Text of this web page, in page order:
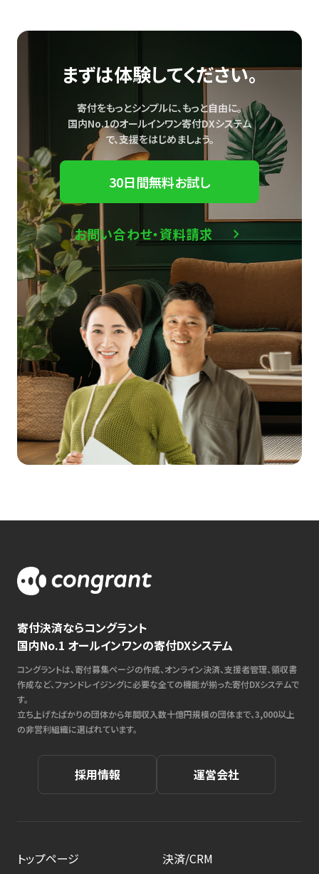
まずは体験してください。
寄付をもっとシンプルに、もっと自由に。
国内No.1のオールインワン寄付DXシステム
で、支援をはじめましょう。
30日間無料お試し
お問い合わせ・資料請求
寄付決済ならコングラント
国内No.1 オールインワンの寄付DXシステム
コングラントは、寄付募集ページの作成、オンライン決済、支援者管理、領収書
作成など、ファンドレイジングに必要な全ての機能が揃った寄付DXシステムで
す。
立ち上げたばかりの団体から年間収入数十億円規模の団体まで、3,000以上
の非営利組織に選ばれています。
採用情報 運営会社
トップページ
決済/CRM